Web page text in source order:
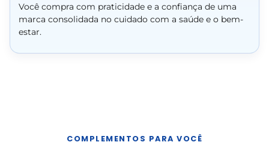
Você compra com praticidade e a confiança de uma
marca consolidada no cuidado com a saúde e o bem-
estar.
COMPLEMENTOS PARA VOCÊ